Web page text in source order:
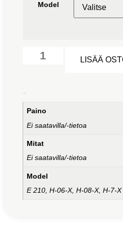
Model
LISÄÄ
Paino
Ei saatavilla/-tietoa
Mitat
Ei saatavilla/-tietoa
Model
E 210, H-06-X, H-08-X, H-7-X